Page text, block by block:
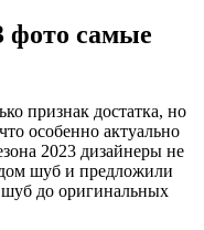
фото самые
признак достатка, но
особенно актуально
2023 дизайнеры не
шуб и предложили
до оригинальных